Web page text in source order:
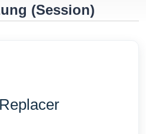
(Session)